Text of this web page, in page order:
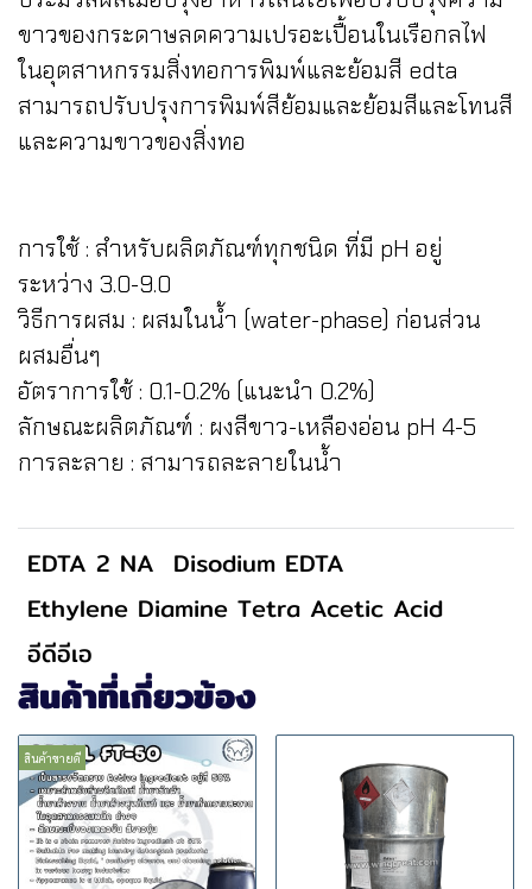
ขาวของกระดาษลดความเปรอะเปื้อนในเรือกลไฟ
ในอุตสาหกรรมสิ่งทอการพิมพ์และย้อมสี edta
สามารถปรับปรุงการพิมพ์สีย้อมและย้อมสีและโทนสี
และความขาวของสิ่งทอ
การใช้ : สำหรับผลิตภัณฑ์ทุกชนิด ที่มี pH อยู่
ระหว่าง 3.0-9.0
วิธีการผสม : ผสมในน้ำ (water-phase) ก่อนส่วน
ผสมอื่นๆ
อัตราการใช้ : 0.1-0.2% (แนะนำ 0.2%)
ลักษณะผลิตภัณฑ์ : ผงสีขาว-เหลืองอ่อน pH 4-5
การละลาย : สามารถละลายในน้ำ
EDTA 2 NA Disodium EDTA
Ethylene Diamine Tetra Acetic Acid
อีดีอีเอ
สินค้าที่เกี่ยวข้อง
สินค้าขายดี